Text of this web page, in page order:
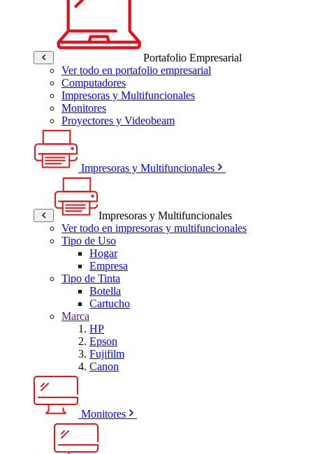
Portafolio Empresarial
Ver todo en portafolio empresarial
Computadores
Impresoras y Multifuncionales
Monitores
Proyectores y Videobeam
Impresoras y Multifuncionales
Impresoras y Multifuncionales
Ver todo en impresoras y multifuncionales
Tipo de Uso
Hogar
Empresa
Tipo de Tinta
Botella
Cartucho
Marca
HP
Epson
Fujifilm
Canon
Monitores